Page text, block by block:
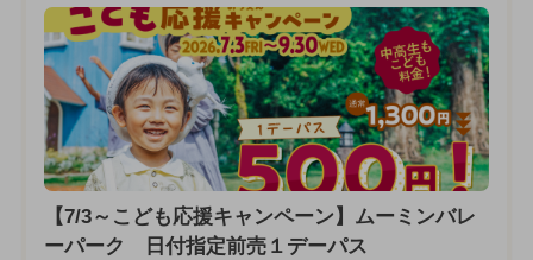
【7/3～こども応援キャンペーン】ムーミンバレ
ーパーク 日付指定前売１デーパス